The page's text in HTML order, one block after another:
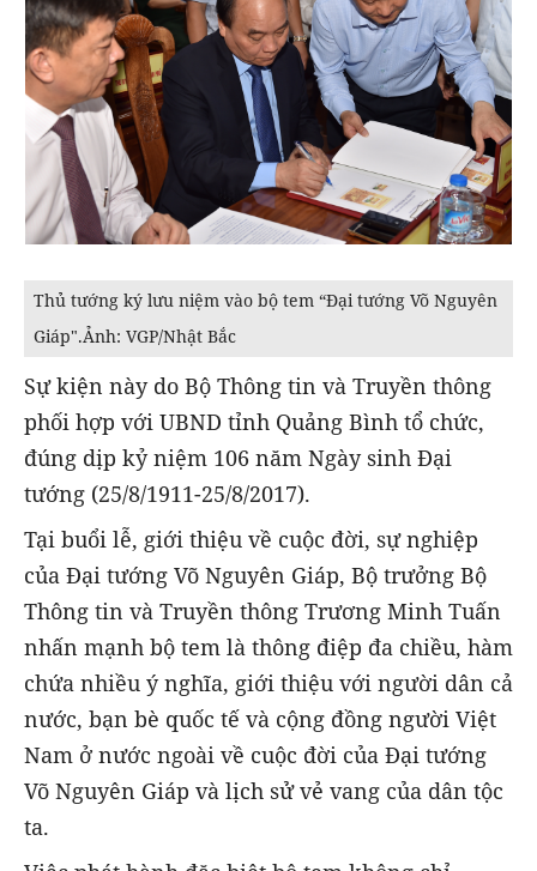
Thủ tướng ký lưu niệm vào bộ tem “Đại tướng Võ Nguyên
Giáp".Ảnh: VGP/Nhật Bắc
Sự kiện này do Bộ Thông tin và Truyền thông
phối hợp với UBND tỉnh Quảng Bình tổ chức,
đúng dịp kỷ niệm 106 năm Ngày sinh Đại
tướng (25/8/1911-25/8/2017).
Tại buổi lễ, giới thiệu về cuộc đời, sự nghiệp
của Đại tướng Võ Nguyên Giáp, Bộ trưởng Bộ
Thông tin và Truyền thông Trương Minh Tuấn
nhấn mạnh bộ tem là thông điệp đa chiều, hàm
chứa nhiều ý nghĩa, giới thiệu với người dân cả
nước, bạn bè quốc tế và cộng đồng người Việt
Nam ở nước ngoài về cuộc đời của Đại tướng
Võ Nguyên Giáp và lịch sử vẻ vang của dân tộc
ta.